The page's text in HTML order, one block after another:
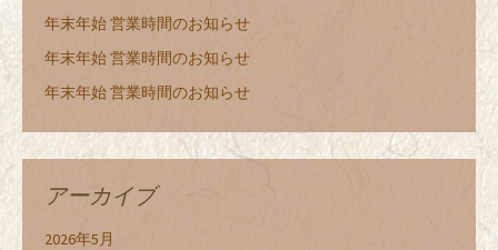
年末年始 営業時間のお知らせ
年末年始 営業時間のお知らせ
年末年始 営業時間のお知らせ
アーカイブ
2026年5月